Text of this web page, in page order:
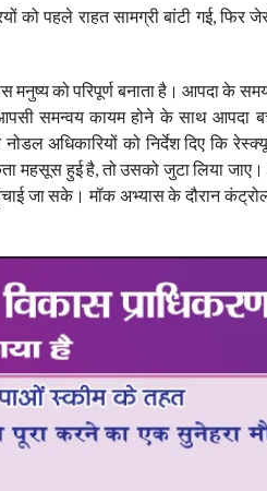
को पहले राहत सामग्री बांटी गई, फिर
को परिपूर्ण बनाता है। आपदा के समय
समन्वय कायम होने के साथ आपदा
अधिकारियों को निर्देश दिए कि
महसूस हुई है, तो उसको जुटा लिया
जा सके। मॉक अभ्यास के दौरान